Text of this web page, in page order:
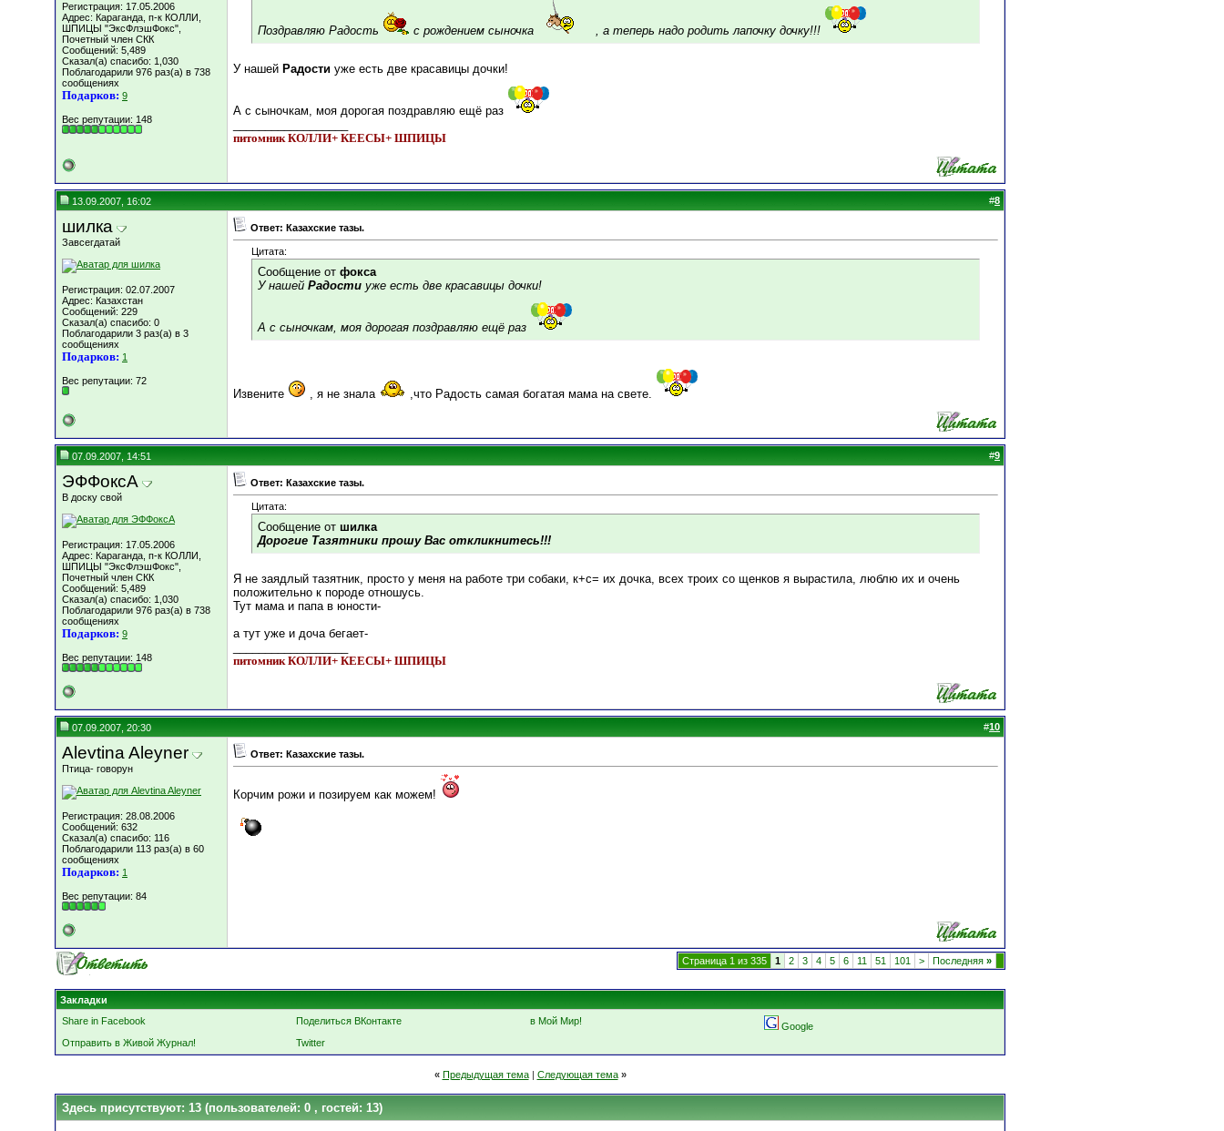
Регистрация: 17.05.2006
Адрес: Караганда, п-к КОЛЛИ,
ШПИЦЫ "ЭксФлэшФокс",
Почетный член СКК
Сообщений: 5,489
Сказал(а) спасибо: 1,030
Поблагодарили 976 раз(а) в 738
сообщениях
Подарков: 9
Вес репутации: 148
Поздравляю Радость с рождением сыночка , а теперь надо родить лапочку дочку!!!
У нашей Радости уже есть две красавицы дочки!
А с сыночкам, моя дорогая поздравляю ещё раз
питомник КОЛЛИ+ КЕЕСЫ+ ШПИЦЫ
13.09.2007, 16:02 #8
шилка
Завсегдатай
Регистрация: 02.07.2007
Адрес: Казахстан
Сообщений: 229
Сказал(а) спасибо: 0
Поблагодарили 3 раз(а) в 3
сообщениях
Подарков: 1
Вес репутации: 72
Ответ: Казахские тазы.
Цитата:
Сообщение от фокса
У нашей Радости уже есть две красавицы дочки!
А с сыночкам, моя дорогая поздравляю ещё раз
Извените , я не знала ,что Радость самая богатая мама на свете.
07.09.2007, 14:51 #9
ЭФФоксА
В доску свой
Регистрация: 17.05.2006
Адрес: Караганда, п-к КОЛЛИ,
ШПИЦЫ "ЭксФлэшФокс",
Почетный член СКК
Сообщений: 5,489
Сказал(а) спасибо: 1,030
Поблагодарили 976 раз(а) в 738
сообщениях
Подарков: 9
Вес репутации: 148
Ответ: Казахские тазы.
Цитата:
Сообщение от шилка
Дорогие Тазятники прошу Вас откликнитесь!!!
Я не заядлый тазятник, просто у меня на работе три собаки, к+с= их дочка, всех троих со щенков я вырастила, люблю их и очень
положительно к породе отношусь.
Тут мама и папа в юности-
а тут уже и доча бегает-
питомник КОЛЛИ+ КЕЕСЫ+ ШПИЦЫ
07.09.2007, 20:30 #10
Alevtina Aleyner
Птица- говорун
Регистрация: 28.08.2006
Сообщений: 632
Сказал(а) спасибо: 116
Поблагодарили 113 раз(а) в 60
сообщениях
Подарков: 1
Вес репутации: 84
Ответ: Казахские тазы.
Корчим рожи и позируем как можем!
Страница 1 из 335 1 2 3 4 5 6 11 51 101 > Последняя »
Закладки
Share in Facebook
Поделиться ВКонтакте в Мой Мир!
Google
Отправить в Живой Журнал!
Twitter
« Предыдущая тема| Следующая тема »
Здесь присутствуют: 13 (пользователей: 0 , гостей: 13)